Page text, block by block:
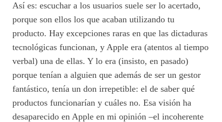
Así es: escuchar a los usuarios suele ser lo acertado,
porque son ellos los que acaban utilizando tu
producto. Hay excepciones raras en que las dictaduras
tecnológicas funcionan, y Apple era (atentos al tiempo
verbal) una de ellas. Y lo era (insisto, en pasado)
porque tenían a alguien que además de ser un gestor
fantástico, tenía un don irrepetible: el de saber qué
productos funcionarían y cuáles no. Esa visión ha
desaparecido en Apple en mi opinión –el incoherente